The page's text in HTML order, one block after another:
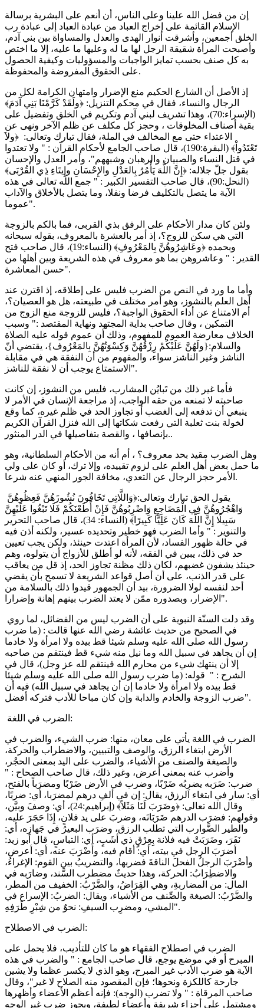
إن من فضل الله علينا وعلى الناس، أن أنعم على البشرية برسالة
الإسلام القائمة على إخراج العباد من عبادة العباد إلى عبادة رب
الخلق أجمعين، وأشرقت أنوار الهدى والعدل والمساواة بين بني آدم،
وأصبحت المرأة شقيقة الرجل لها ما له وعليها ما عليه، إلا ما اختص
به كل صنف بحسب تمايز الواجبات والمسؤوليات وكيفية الحصول
على الحقوق المفروضة والمحفوظة.
إذ الأصل أن الشارع الحكيم منع الإضرار وامتهان الكرامة لكل من
الرجال والنساء، فقال في محكم التنزيل: ﴿ولَقَدْ كَرَّمْنَا بَنِي آدَمَ﴾
(الإسراء:70)، وهذا تشريف لبني آدم وتكريم في الخلق وتفضيل على
بقية أصناف المخلوقات ، وحجز كل مكلف عن ظلم الآخر ونهى عن
الاعتداء حتى مع المخالف في الملة، فقال تبارك وتعالى: ﴿ولاَ
تَعْتَدُواْ﴾ (البقرة:190)، قال صاحب الجامع لأحكام القرآن : " ولا تعتدوا
في قتل النساء والصبيان والرهبان وشبههم"، وأمر العدل والإحسان
بقول جلّ جلاله: ﴿إِنَّ اللَّهَ يَأْمُرُ بِالعَدْلِ والإِحْسَانِ وإِيتَاءِ ذِي القُرْبَى﴾
(النحل:90)، قال صاحب التفسير الكبير : " جمع الله تعالى في هذه
الآية ما يتصل بالتكليف فرضا ونفلا، وما يتصل بالأخلاق والآداب
عموما".
ولئن كان مدار الأحكام على الرفق بذي القربى، فما بالكم بالزوجة
التي هي سكن للزوج؟، إذ أمر بالعشرة بالمعروف، بقوله سبحانه
وبحمده ﴿وعَاشِرُوهُنَّ بِالمَعْرُوفِ﴾ (النساء:19)، قال صاحب فتح
القدير : " وعاشروهن بما هو معروف في هذه الشريعة وبين أهلها من
حسن المعاشرة".
وأما ما ورد في النص من الضرب فليس على إطلاقه، إذ اقترن عند
أهل العلم بالنشوز، وهو أمر مختلف في طبيعته، هل هو العصيان؟،
أم الامتناع عن أداء الحقوق الواجبة؟، فليس للزوجة منع الزوج من
التمكين ، وقال صاحب بداية المجتهد ونهاية المقتصد :" وسبب
الخلاف معارضة العموم للمفهوم، وذلك أن عموم قوله عليه الصلاة
والسلام:{ولَهُنَّ عَلَيْكُمْ رِزْقُهُنَّ وَكِسْوَتُهُنَّ بِالمَعْرُوف}، يقتضي أنّ
الناشز وغير الناشز سواء، والمفهوم من أن النفقة هي في مقابلة
الاستمتاع يوجب أن لا نفقة للناشز".
فأما غير ذلك من تَبايُن المشارب، فليس من النشوز، إن كانت
صاحبته لا تمنعه من حقه الواجب، إذ مراجعة الإنسان في الأمر لا
ينبغي أن تدفعه إلى الغضب أو تجاوز الحد في ظلم غيره، كما وقع
لخولة بنت ثعلبة التي رفعت شكاتها إلى الله فنزل القرآن الكريم
بإنصافها ، والقصة بتفاصيلها في الدر المنثور..
وهل الضرب مقيد بحد معروف؟ ، أم أنه من الأحكام السلطانية، وهو
ما حمل بعض أهل العلم على لزوم تقييده، وإلا ترك، أو كان على ولي
الأمر حجز الرجال عن التعدي، مخافة الجور المنهي عنه شرعا.
وَاهْجُرُوهُنَّ فِي الْمَضَاجِعِ وَاضْرِبُوهُنَّ فَإِنْ أَطَعْنَكُمْ فَلَا تَبْغُوا عَلَيْهِنَّ
سَبِيلًا إِنَّ اللَّهَ كَانَ عَلِيًّا كَبِيرًا﴾ (النساء: 34)، قال صاحب التحرير
والتنوير : " وأما الضرب فهو خطير وتحديده عسير، ولكنه أذن فيه
في حالة ظهور الفساد، لأن المرأة اعتدت حينئذ، ولكن يجب تعيين
حد في ذلك، يبين في الفقه، لأنه لو أطلق للأزواج أن يتولوه، وهم
حينئذ يشفون غضبهم، لكان ذلك مظنة تجاوز الحد، إذ قل من يعاقب
على قدر الذنب، على أن أصل قواعد الشريعة لا تسمح بأن يقضي
أحد لنفسه لولا الضرورة، بيد أن الجمهور قيدوا ذلك بالسلامة من
الإضرار، وبصدوره ممّن لا يعتد الضرب بينهم إهانة وإضرارا".
في الصحيح من حديث عائشة رضي الله عنها قالت : (ما ضرب
رسول الله صلى الله عليه وسلم شيئا قط بيده ولا امرأة ولا خادما
إن أن يجاهد في سبيل الله وما نيل منه شيء قط فينتقم من صاحبه
إلا أن ينتهك شيء من محارم الله فينتقم لله عز وجل)، قال في
الشرح : " قوله: (ما ضرب رسول الله صلى الله عليه وسلم شيئا
قط بيده ولا امرأة ولا خادما إن أن يجاهد في سبيل الله) فيه أن
ضرب الزوجة والخادم والدابة وإن كان مباحا للأدب فتركه أفضل".
الضرب في اللغة:
الضرب في اللغة يأتي على معان، منها: ضرب الشيء، والضرب في
الأرض ابتغاء الرزق، والوصف والتبيين، والاضطراب والحركة،
والصيغة والصنف من الأشياء، والضرب على اليد بمعنى الحجْر،
وأضرب عنه بمعنى أعرض، وغير ذلك، قال صاحب الصحاح : "
ضرب: ضَرَبه يضرِبُه ضَرْبًا، وضرب في الأرض ضَرْبًا ومضرَباً بالفتح،
أي: سار في ابتغاء الرزق، يقال: إن في ألفِ درهم لمضرَبا، أي: ضربًا،
وقال الله تعالى: ﴿وضَرَبَ لَنَا مَثَلاً﴾ (إبراهيم:24)، أي: وصفَ وبيَّن،
وقولهم: فضرَب الدرهم ضَرَبَانَه، وضربَ على يد فلانٍ، إِذَا حَجَرَ عليه،
والطير الضَّوارب التي تطلب الرزق، وضرَب البعيرُ في جَهازِه، أي:
نَفَرَ، وضَرَبَتْ فيه فلانة بِعِرْقٍ ذي أشَبٍ، أي: التباسٍ، قال أبو زيد:
أضرَبَ الرجل في بيته، أي: أقام فيه، وأَضْرَبَ عنه، أي: أعرض،
وأضْرَبَ الرجلُ الفحلَ الناقةَ فضربها، والتضريبُ بين القوم: الإغراءُ،
والاضطِرَابُ: الحركة، وهذا حديثٌ مضطرب السَّند، وضارَبه في
المال: من المضاربةِ، وهي القِرَاضُ، والضَّرْبُ: الخفيف من المطر،
والضَّرْبُ: الصيغة والصِّنف من الأشياء، ويقال: الضربُ: الإسراع في
المشي، ومضرِب السيفِ: نحوٌ من شِبْرِ طَرَفِهِ".
الضرب في الاصطلاح:
الضرب في اصطلاح الفقهاء هو ما كان للتأديب، فلا يحمل على
المبرح أو في موضع يوجع، قال صاحب الجامع : " والضرب في هذه
الآية هو ضرب الأدب غير المبرح، وهو الذي لا يكسر عظما ولا يشين
جارحة كاللكزة ونحوها؛ فإن المقصود منه الصلاح لا غير"، وقال
صاحب المرقاة : " ولا تضرب (الوجه): فإنه أعظم الأعضاء وأظهرها
ومشتمل على أجزاء شريفة وأعضاء لطيفة، ويجوز ضرب غير الوجه